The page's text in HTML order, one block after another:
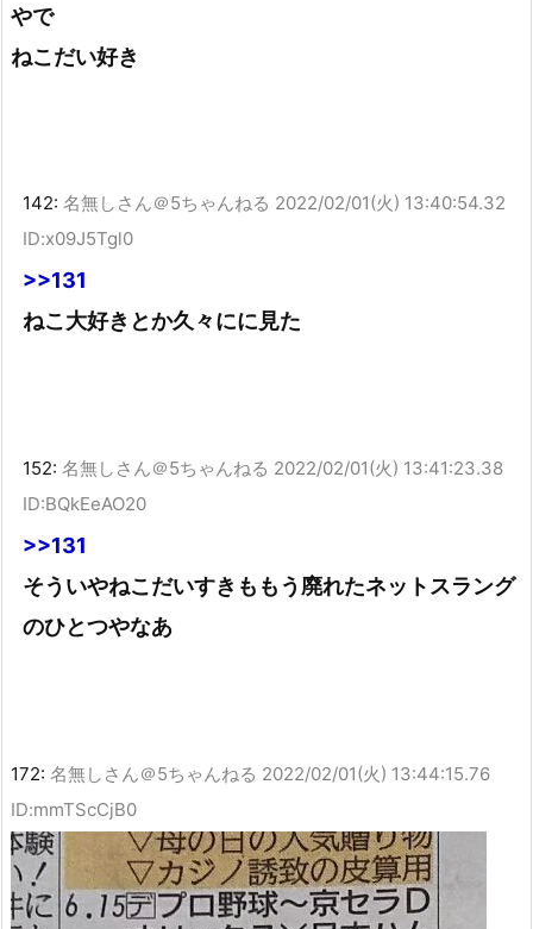
やで
ねこだい好き
142: 名無しさん＠5ちゃんねる 2022/02/01(火) 13:40:54.32
ID:x09J5Tgl0
>>131
ねこ大好きとか久々にに見た
152: 名無しさん＠5ちゃんねる 2022/02/01(火) 13:41:23.38
ID:BQkEeAO20
>>131
そういやねこだいすきももう廃れたネットスラング
のひとつやなあ
172: 名無しさん＠5ちゃんねる 2022/02/01(火) 13:44:15.76
ID:mmTScCjB0